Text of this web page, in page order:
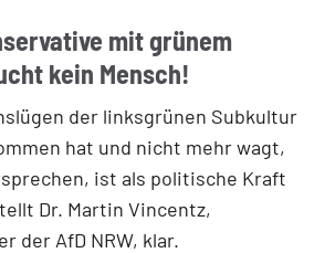
mit grünem
kein Mensch!
der linksgrünen Subkultur
hat und nicht mehr wagt,
ist als politische Kraft
Dr. Martin Vincentz,
der AfD NRW, klar.